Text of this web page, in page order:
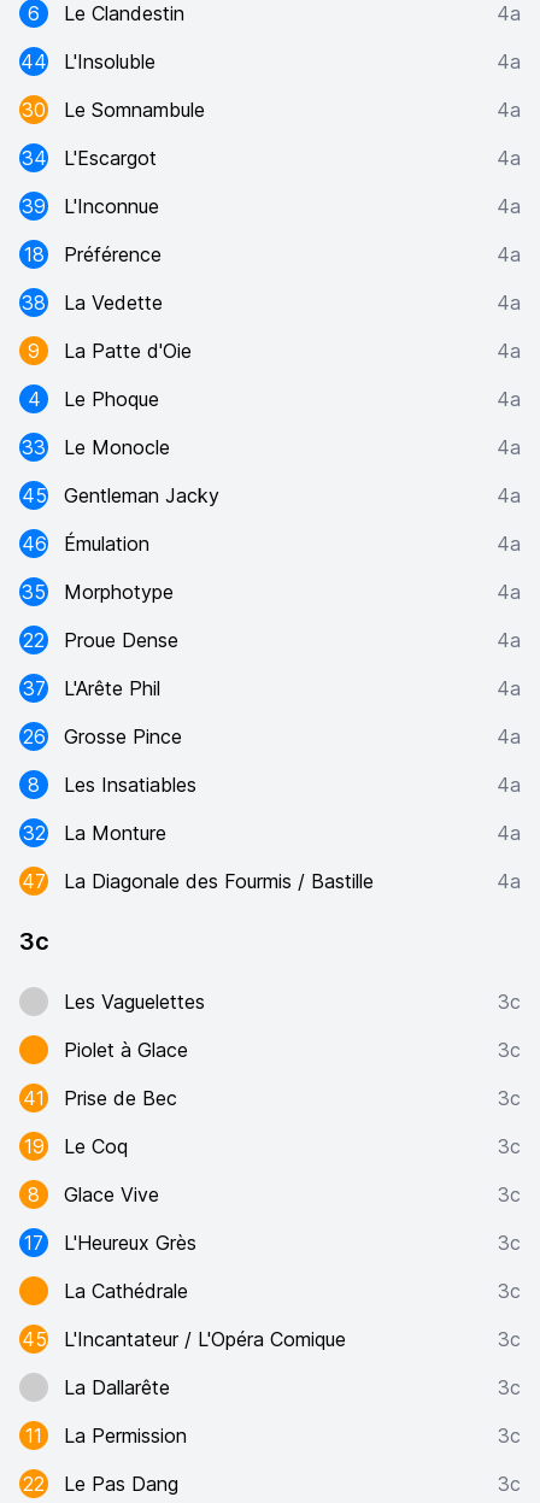
6
Le Clandestin
4a
44
L'Insoluble
4a
30
Le Somnambule
4a
34
L'Escargot
4a
39
L'Inconnue
4a
18
Préférence
4a
38
La Vedette
4a
9
La Patte d'Oie
4a
4
Le Phoque
4a
33
Le Monocle
4a
45
Gentleman Jacky
4a
46
Émulation
4a
35
Morphotype
4a
22
Proue Dense
4a
37
L'Arête Phil
4a
26
Grosse Pince
4a
8
Les Insatiables
4a
32
La Monture
4a
47
La Diagonale des Fourmis / Bastille 4a
3c
Les Vaguelettes
3c
Piolet à Glace
3c
41
Prise de Bec
3c
19
Le Coq
3c
8
Glace Vive
3c
17
L'Heureux Grès
3c
La Cathédrale
3c
45
L'Incantateur / L'Opéra Comique
3c
La Dallarête
3c
11
La Permission
3c
22
Le Pas Dang 3c